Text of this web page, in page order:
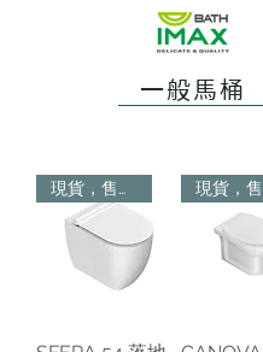
一般馬桶
現貨，售完為止